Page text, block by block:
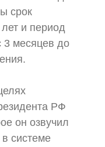
срок
и период
3 месяцев до
РФ
он озвучил
системе